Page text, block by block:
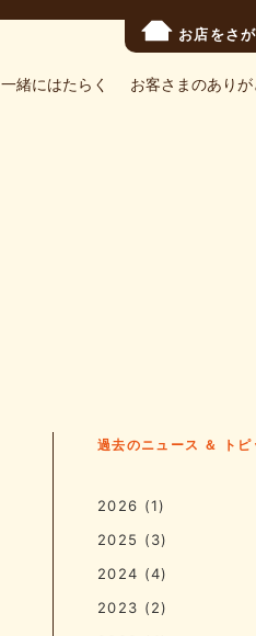
お店をさ
一緒にはたらく お客さまのありが
過去のニュース ＆ トピ
2026 (1)
2025 (3)
2024 (4)
2023 (2)